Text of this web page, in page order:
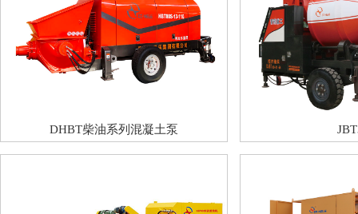
DHBT柴油系列混凝土泵